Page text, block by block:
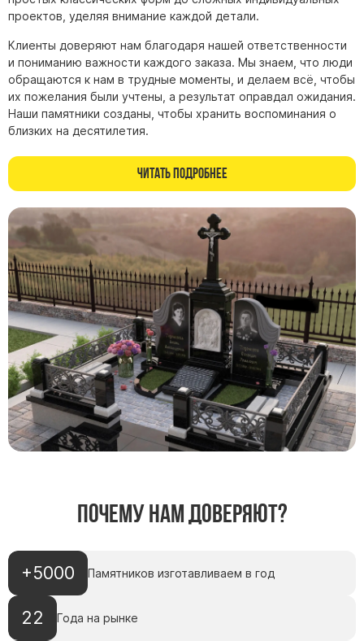
проектов, уделяя внимание каждой детали.
Клиенты доверяют нам благодаря нашей ответственности
и пониманию важности каждого заказа. Мы знаем, что люди
обращаются к нам в трудные моменты, и делаем всё, чтобы
их пожелания были учтены, а результат оправдал ожидания.
Наши памятники созданы, чтобы хранить воспоминания о
близких на десятилетия.
Читать подробнее
Почему нам доверяют?
+5000 Памятников изготавливаем в год
22 Года на рынке